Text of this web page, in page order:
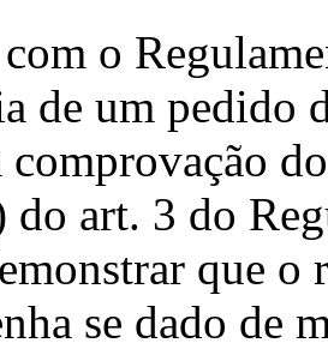
o
de um pedido
do art. 3 do
que o
se dado de